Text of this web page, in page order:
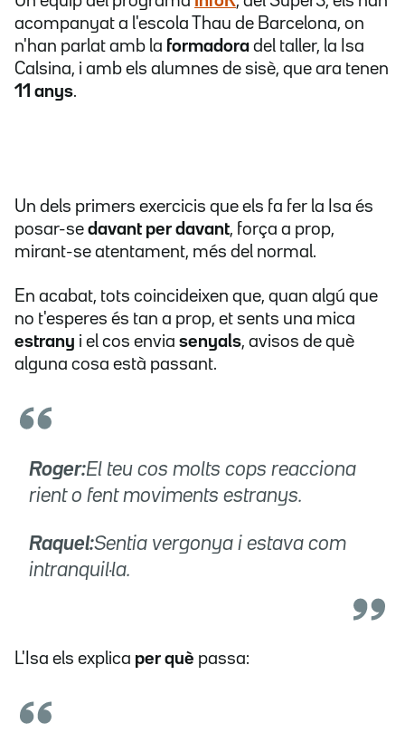
acompanyat a l'escola Thau de Barcelona, on
n'han parlat amb la formadora del taller, la Isa
Calsina, i amb els alumnes de sisè, que ara tenen
11 anys.
Un dels primers exercicis que els fa fer la Isa és
posar-se davant per davant, força a prop,
mirant-se atentament, més del normal.
En acabat, tots coincideixen que, quan algú que
no t'esperes és tan a prop, et sents una mica
estrany i el cos envia senyals, avisos de què
alguna cosa està passant.
Roger:El teu cos molts cops reacciona
rient o fent moviments estranys.
Raquel:Sentia vergonya i estava com
intranquil·la.
L'Isa els explica per què passa: